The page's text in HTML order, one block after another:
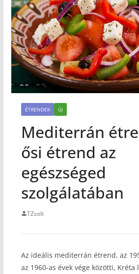
ÉTRENDEK ÚJ
Mediterrán
ősi étrend az
egészséged
szolgálatában
TZsolt
Az ideális mediterrán étrend, az
az 1960-as évek vége közötti, Kréta